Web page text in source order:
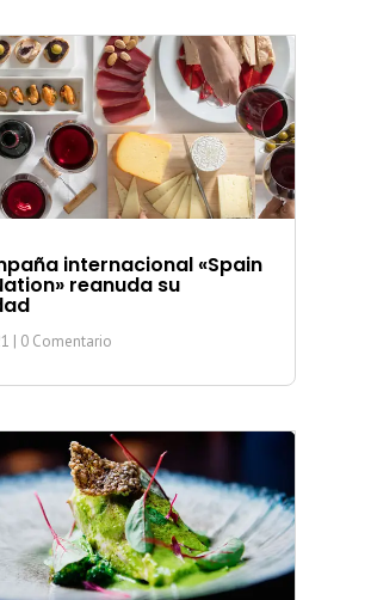
internacional «Spain
reanuda su
| 0 Comentario